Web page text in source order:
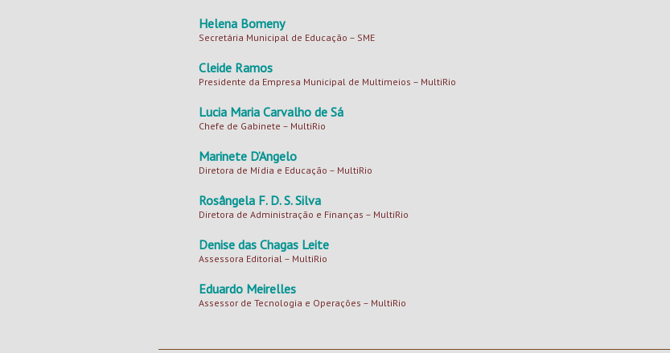
Helena Bomeny
Secretária Municipal de Educação – SME
Cleide Ramos
Presidente da Empresa Municipal de Multimeios – MultiRio
Lucia Maria Carvalho de Sá
Chefe de Gabinete – MultiRio
Marinete D’Angelo
Diretora de Mídia e Educação – MultiRio
Rosângela F. D. S. Silva
Diretora de Administração e Finanças – MultiRio
Denise das Chagas Leite
Assessora Editorial – MultiRio
Eduardo Meirelles
Assessor de Tecnologia e Operações – MultiRio